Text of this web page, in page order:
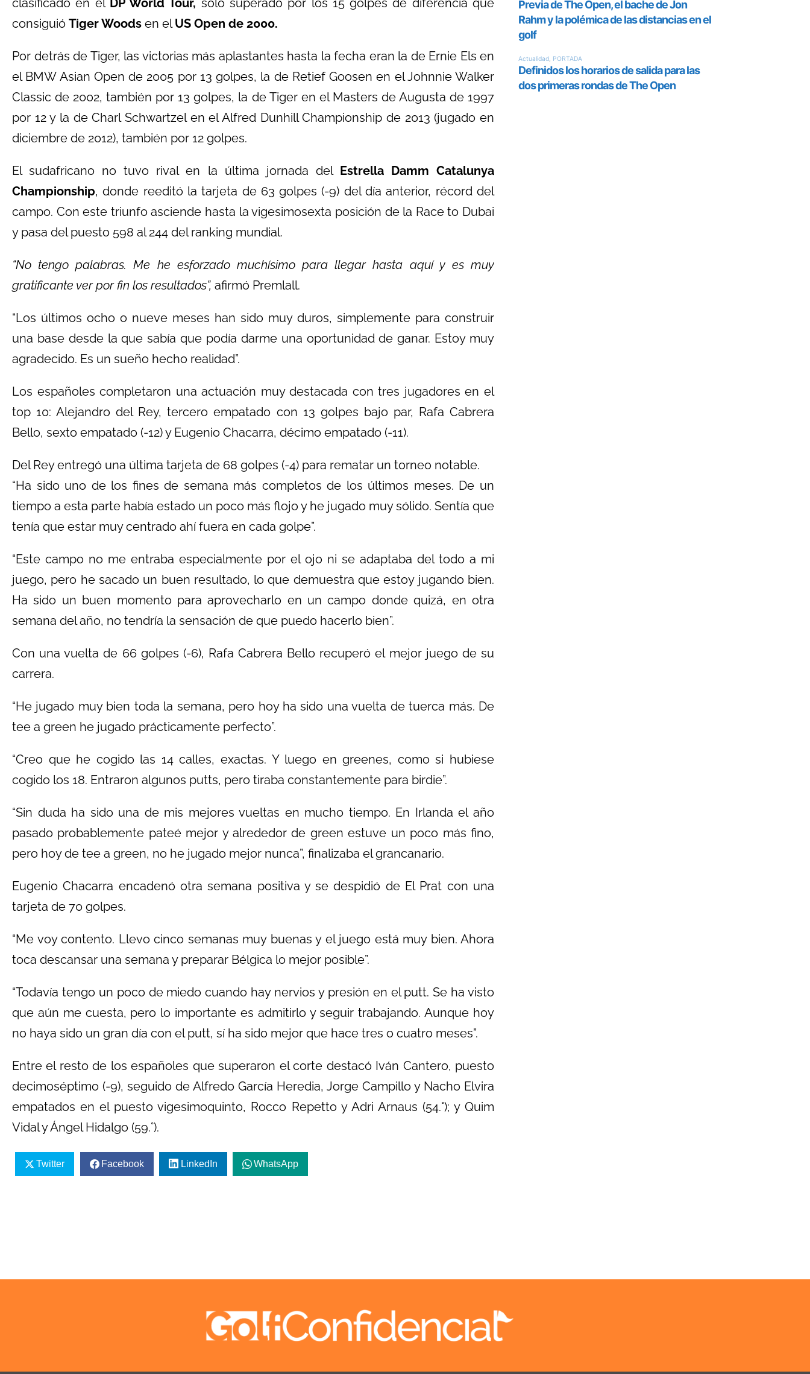
consiguió Tiger Woods en elUS Open de 2000.
Por detrás de Tiger, las victorias más aplastantes hasta la fecha eran la de Ernie Els en
el BMW Asian Open de 2005 por 13 golpes, la de Retief Goosen en el Johnnie Walker
Classic de 2002, también por 13 golpes, la de Tiger en el Masters de Augusta de 1997
por 12 y la de Charl Schwartzel en el Alfred Dunhill Championship de 2013 (jugado en
diciembre de 2012), también por 12 golpes.
El sudafricano no tuvo rival en la última jornada del Estrella Damm Catalunya
Championship, donde reeditó la tarjeta de 63 golpes (-9) del día anterior, récord del
campo. Con este triunfo asciende hasta la vigesimosexta posición de la Race to Dubai
y pasa del puesto 598 al 244 del ranking mundial.
“No tengo palabras. Me he esforzado muchísimo para llegar hasta aquí y es muy
gratificante ver por fin los resultados”, afirmó Premlall.
“Los últimos ocho o nueve meses han sido muy duros, simplemente para construir
una base desde la que sabía que podía darme una oportunidad de ganar. Estoy muy
agradecido. Es un sueño hecho realidad”.
Los españoles completaron una actuación muy destacada con tres jugadores en el
top 10: Alejandro del Rey, tercero empatado con 13 golpes bajo par, Rafa Cabrera
Bello, sexto empatado (-12) y Eugenio Chacarra, décimo empatado (-11).
Del Rey entregó una última tarjeta de 68 golpes (-4) para rematar un torneo notable.
“Ha sido uno de los fines de semana más completos de los últimos meses. De un
tiempo a esta parte había estado un poco más flojo y he jugado muy sólido. Sentía que
tenía que estar muy centrado ahí fuera en cada golpe”.
“Este campo no me entraba especialmente por el ojo ni se adaptaba del todo a mi
juego, pero he sacado un buen resultado, lo que demuestra que estoy jugando bien.
Ha sido un buen momento para aprovecharlo en un campo donde quizá, en otra
semana del año, no tendría la sensación de que puedo hacerlo bien”.
Con una vuelta de 66 golpes (-6), Rafa Cabrera Bello recuperó el mejor juego de su
carrera.
“He jugado muy bien toda la semana, pero hoy ha sido una vuelta de tuerca más. De
tee a green he jugado prácticamente perfecto”.
“Creo que he cogido las 14 calles, exactas. Y luego en greenes, como si hubiese
cogido los 18. Entraron algunos putts, pero tiraba constantemente para birdie”.
“Sin duda ha sido una de mis mejores vueltas en mucho tiempo. En Irlanda el año
pasado probablemente pateé mejor y alrededor de green estuve un poco más fino,
pero hoy de tee a green, no he jugado mejor nunca”, finalizaba el grancanario.
Eugenio Chacarra encadenó otra semana positiva y se despidió de El Prat con una
tarjeta de 70 golpes.
“Me voy contento. Llevo cinco semanas muy buenas y el juego está muy bien. Ahora
toca descansar una semana y preparar Bélgica lo mejor posible”.
“Todavía tengo un poco de miedo cuando hay nervios y presión en el putt. Se ha visto
que aún me cuesta, pero lo importante es admitirlo y seguir trabajando. Aunque hoy
no haya sido un gran día con el putt, sí ha sido mejor que hace tres o cuatro meses”.
Entre el resto de los españoles que superaron el corte destacó Iván Cantero, puesto
decimoséptimo (-9), seguido de Alfredo García Heredia, Jorge Campillo y Nacho Elvira
empatados en el puesto vigesimoquinto, Rocco Repetto y Adri Arnaus (54.°); y Quim
Vidal y Ángel Hidalgo (59.°).
Twitter Facebook LinkedIn WhatsApp